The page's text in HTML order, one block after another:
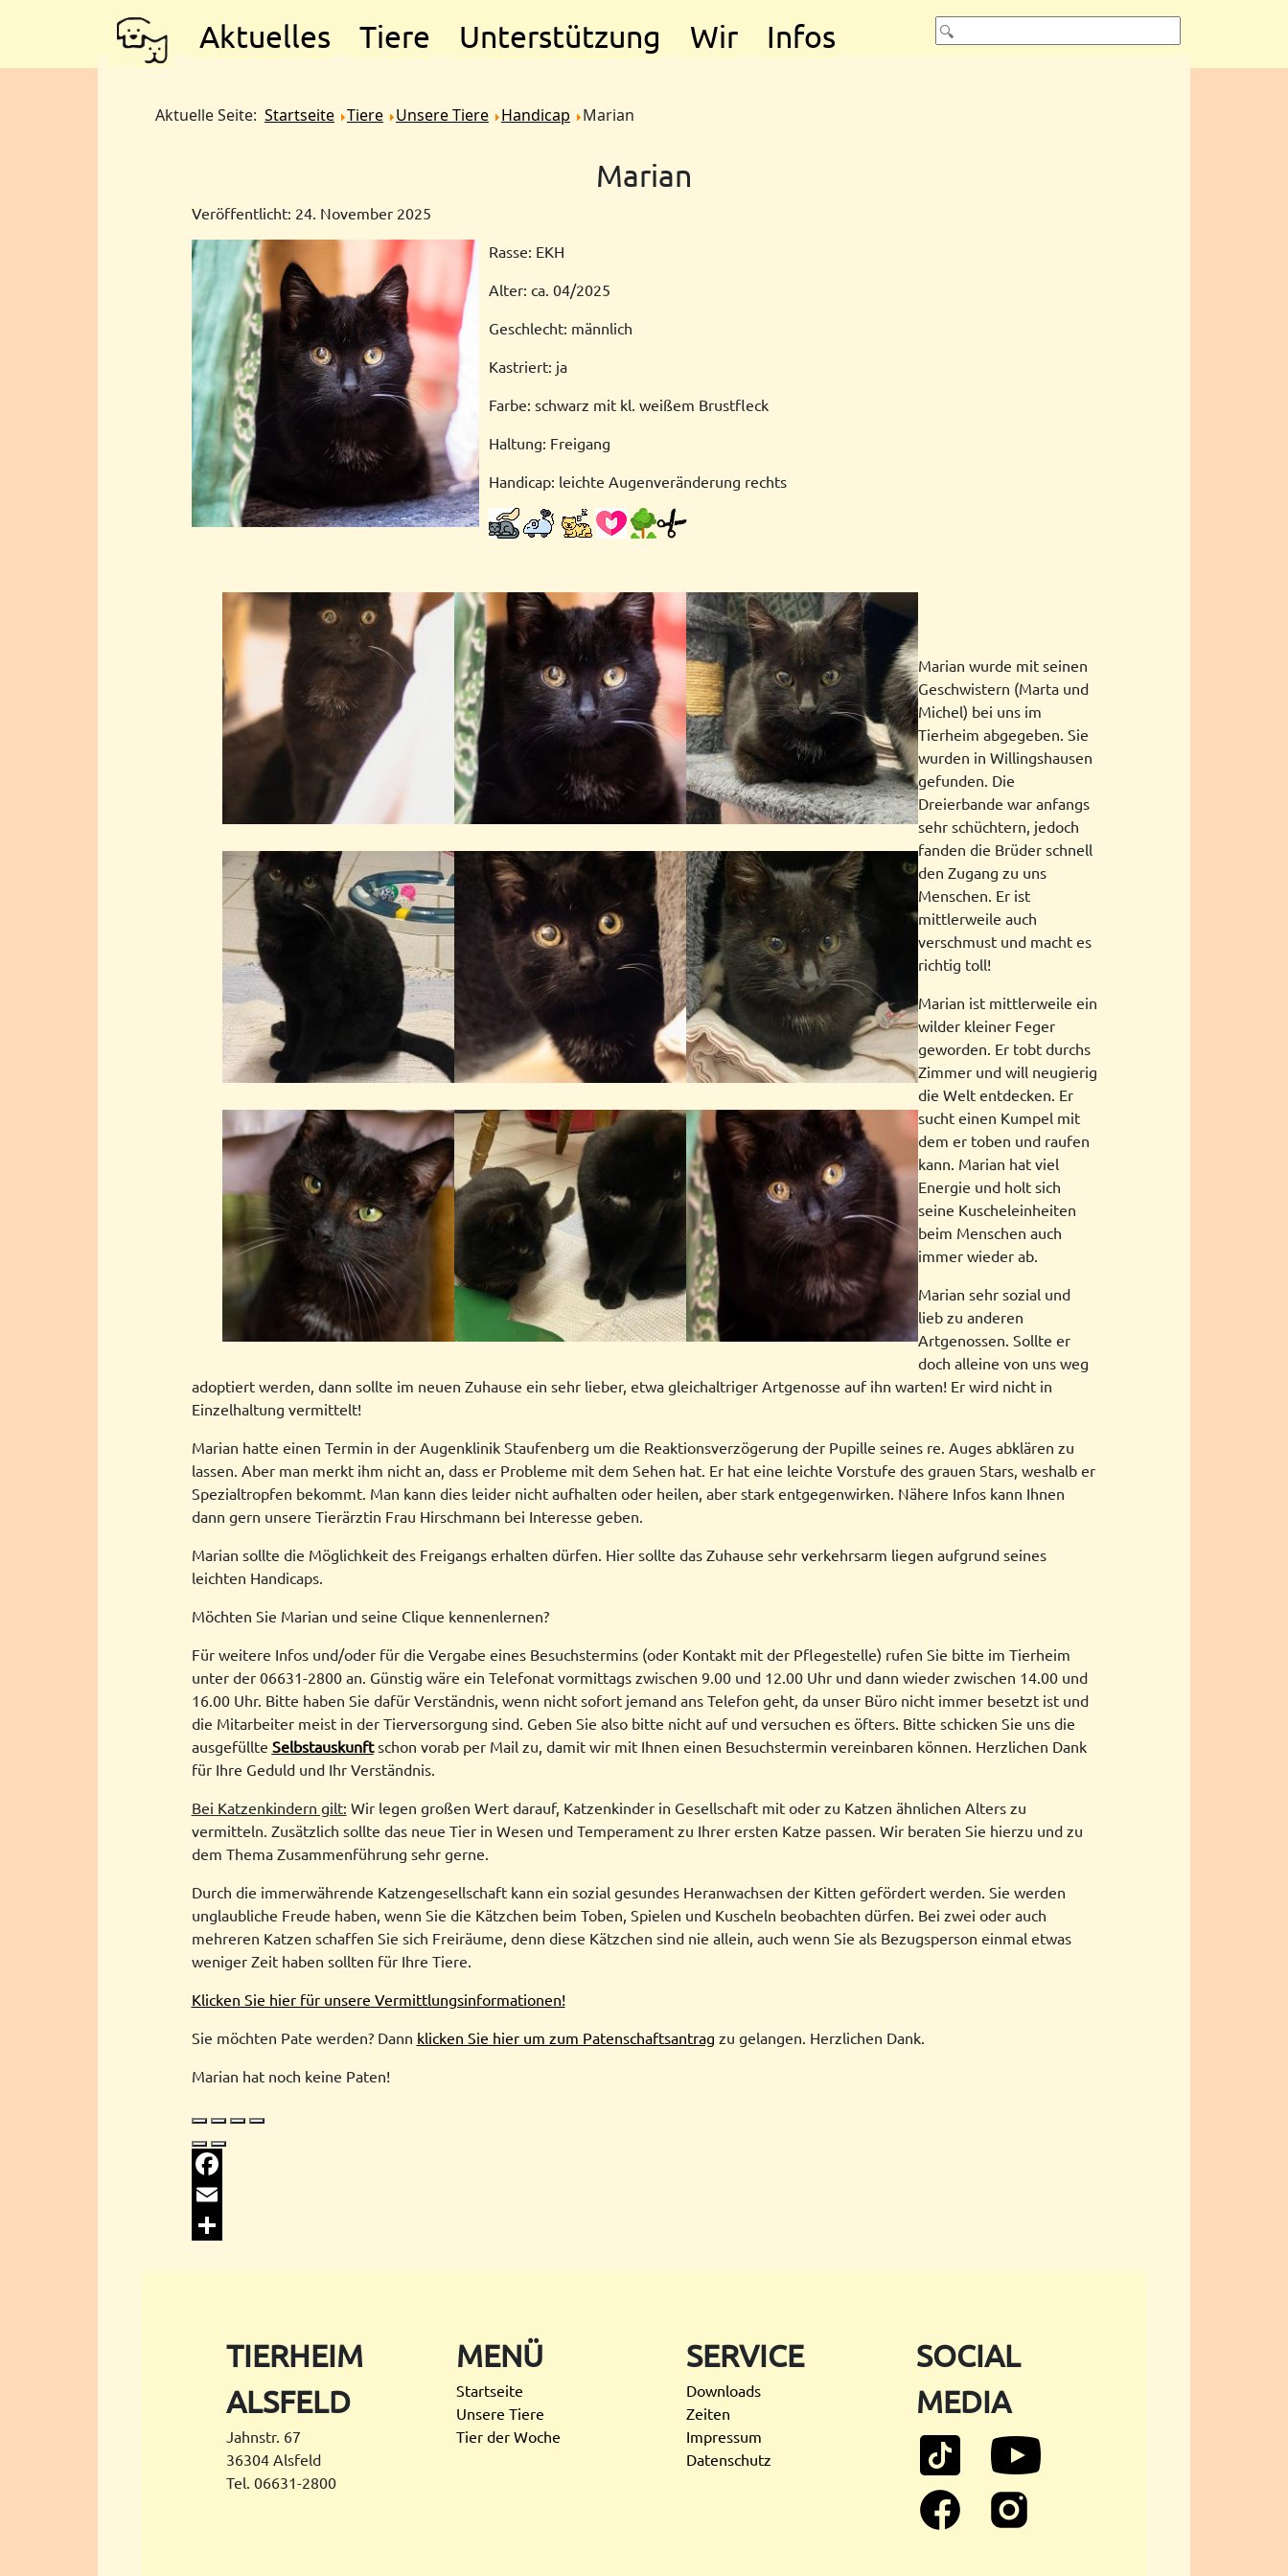
Aktuelles Tiere Unterstützung Wir Infos
Aktuelle Seite: Startseite Tiere Unsere Tiere Handicap Marian
Marian
Veröffentlicht: 24. November 2025
Rasse: EKH
Alter: ca. 04/2025
Geschlecht: männlich
Kastriert: ja
Farbe: schwarz mit kl. weißem Brustfleck
Haltung: Freigang
Handicap: leichte Augenveränderung rechts
Marian wurde mit seinen
Geschwistern (Marta und
Michel) bei uns im
Tierheim abgegeben. Sie
wurden in Willingshausen
gefunden. Die
Dreierbande war anfangs
sehr schüchtern, jedoch
fanden die Brüder schnell
den Zugang zu uns
Menschen. Er ist
mittlerweile auch
verschmust und macht es
richtig toll!
Marian ist mittlerweile ein
wilder kleiner Feger
geworden. Er tobt durchs
Zimmer und will neugierig
die Welt entdecken. Er
sucht einen Kumpel mit
dem er toben und raufen
kann. Marian hat viel
Energie und holt sich
seine Kuscheleinheiten
beim Menschen auch
immer wieder ab.
Marian sehr sozial und
lieb zu anderen
Artgenossen. Sollte er
doch alleine von uns weg
adoptiert werden, dann sollte im neuen Zuhause ein sehr lieber, etwa gleichaltriger Artgenosse auf ihn warten! Er wird nicht in
Einzelhaltung vermittelt!
Marian hatte einen Termin in der Augenklinik Staufenberg um die Reaktionsverzögerung der Pupille seines re. Auges abklären zu
lassen. Aber man merkt ihm nicht an, dass er Probleme mit dem Sehen hat. Er hat eine leichte Vorstufe des grauen Stars, weshalb er
Spezialtropfen bekommt. Man kann dies leider nicht aufhalten oder heilen, aber stark entgegenwirken. Nähere Infos kann Ihnen
dann gern unsere Tierärztin Frau Hirschmann bei Interesse geben.
Marian sollte die Möglichkeit des Freigangs erhalten dürfen. Hier sollte das Zuhause sehr verkehrsarm liegen aufgrund seines
leichten Handicaps.
Möchten Sie Marian und seine Clique kennenlernen?
Für weitere Infos und/oder für die Vergabe eines Besuchstermins (oder Kontakt mit der Pflegestelle) rufen Sie bitte im Tierheim
unter der 06631-2800 an. Günstig wäre ein Telefonat vormittags zwischen 9.00 und 12.00 Uhr und dann wieder zwischen 14.00 und
16.00 Uhr. Bitte haben Sie dafür Verständnis, wenn nicht sofort jemand ans Telefon geht, da unser Büro nicht immer besetzt ist und
die Mitarbeiter meist in der Tierversorgung sind. Geben Sie also bitte nicht auf und versuchen es öfters. Bitte schicken Sie uns die
ausgefüllte Selbstauskunftschon vorab per Mail zu, damit wir mit Ihnen einen Besuchstermin vereinbaren können. Herzlichen Dank
für Ihre Geduld und Ihr Verständnis.
Bei Katzenkindern gilt: Wir legen großen Wert darauf, Katzenkinder in Gesellschaft mit oder zu Katzen ähnlichen Alters zu
vermitteln. Zusätzlich sollte das neue Tier in Wesen und Temperament zu Ihrer ersten Katze passen. Wir beraten Sie hierzu und zu
dem Thema Zusammenführung sehr gerne.
Durch die immerwährende Katzengesellschaft kann ein sozial gesundes Heranwachsen der Kitten gefördert werden. Sie werden
unglaubliche Freude haben, wenn Sie die Kätzchen beim Toben, Spielen und Kuscheln beobachten dürfen. Bei zwei oder auch
mehreren Katzen schaffen Sie sich Freiräume, denn diese Kätzchen sind nie allein, auch wenn Sie als Bezugsperson einmal etwas
weniger Zeit haben sollten für Ihre Tiere.
Klicken Sie hier für unsere Vermittlungsinformationen!
Sie möchten Pate werden? Dann klicken Sie hier um zum Patenschaftsantrag zu gelangen. Herzlichen Dank.
Marian hat noch keine Paten!
Facebook
Email
TIERHEIM
ALSFELD
Jahnstr. 67
36304 Alsfeld
Tel. 06631-2800
MENÜ
Startseite
Unsere Tiere
Tier der Woche
SERVICE
Downloads
Zeiten
Impressum
Datenschutz
SOCIAL
MEDIA